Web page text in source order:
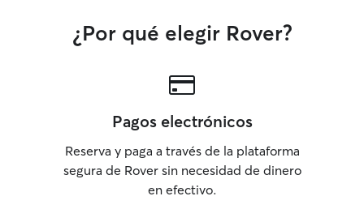
¿Por qué elegir Rover?
Pagos electrónicos
Reserva y paga a través de la plataforma
segura de Rover sin necesidad de dinero
en efectivo.